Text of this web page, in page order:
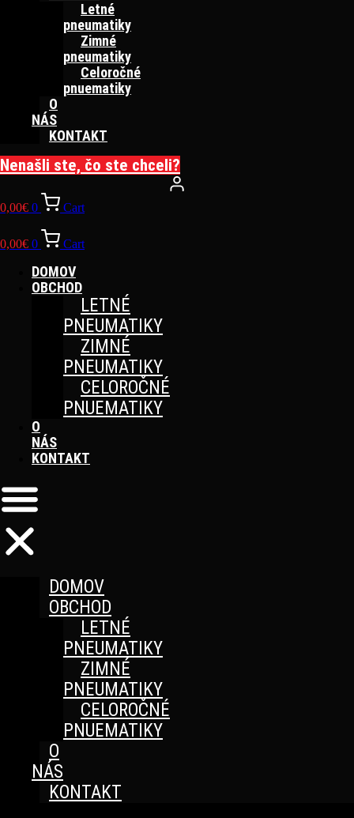
Letné
pneumatiky
Zimné
pneumatiky
Celoročné
pnuematiky
O
NÁS
KONTAKT
Nenašli ste, čo ste chceli?
0,00€ 0 Cart
0,00€ 0 Cart
DOMOV
OBCHOD
LETNÉ
PNEUMATIKY
ZIMNÉ
PNEUMATIKY
CELOROČNÉ
PNUEMATIKY
O
NÁS
KONTAKT
DOMOV
OBCHOD
LETNÉ
PNEUMATIKY
ZIMNÉ
PNEUMATIKY
CELOROČNÉ
PNUEMATIKY
O
NÁS
KONTAKT